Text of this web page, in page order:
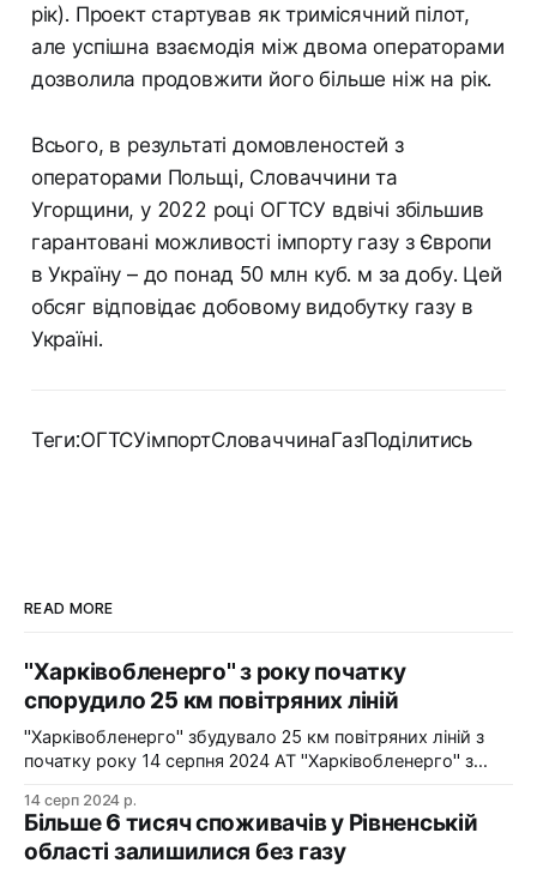
рік). Проект стартував як тримісячний пілот,
але успішна взаємодія між двома операторами
дозволила продовжити його більше ніж на рік.
Всього, в результаті домовленостей з
операторами Польщі, Словаччини та
Угорщини, у 2022 році ОГТСУ вдвічі збільшив
гарантовані можливості імпорту газу з Європи
в Україну – до понад 50 млн куб. м за добу. Цей
обсяг відповідає добовому видобутку газу в
Україні.
Теги:ОГТСУімпортСловаччинаГазПоділитись
READ MORE
"Харківобленерго" з року початку
спорудило 25 км повітряних ліній
"Харківобленерго" збудувало 25 км повітряних ліній з
початку року 14 серпня 2024 АТ "Харківобленерго" з
ліній, оновило 1134 опори та встановило 5 нових
електропідстанцій у рамках інвестиційної програми на
2024-2025 роки. Фото: "Харківобленерго" "АТ
14 серп 2024 р.
Більше 6 тисяч споживачів у Рівненській
області залишилися без газу